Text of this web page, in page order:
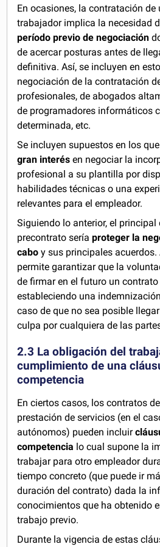
En ocasiones, la contratación de
trabajador implica la necesidad
período previo de negociación
de acercar posturas antes de
definitiva. Así, se incluyen en
negociación de la contratación
profesionales, de abogados
de programadores informáticos
determinada, etc.
Se incluyen supuestos en los
gran interés en negociar la
profesional a su plantilla por
habilidades técnicas o una
relevantes para el empleador.
Siguiendo lo anterior, el principal
precontrato seríaproteger la
cabo y sus principales acuerdos.
permite garantizar que la
de firmar en el futuro un
estableciendo una
caso de que no sea posible
culpa por cualquiera de las
2.3 La obligación del
cumplimiento de una
competencia
En ciertos casos, los contratos
prestación de servicios (en el
autónomos) pueden incluir
competencia lo cual supone la
trabajar para otro empleador
tiempo concreto (que puede ir
duración del contrato) dada la
conocimientos que ha obtenido
trabajo previo.
Durante la vigencia de estas